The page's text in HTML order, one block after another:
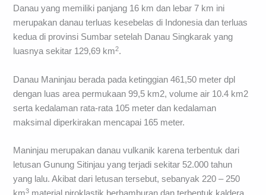
Danau yang memiliki panjang 16 km dan lebar 7 km ini
merupakan danau terluas kesebelas di Indonesia dan terluas
kedua di provinsi Sumbar setelah Danau Singkarak yang
luasnya sekitar 129,69 km2.
Danau Maninjau berada pada ketinggian 461,50 meter dpl
dengan luas area permukaan 99,5 km2, volume air 10.4 km2
serta kedalaman rata-rata 105 meter dan kedalaman
maksimal diperkirakan mencapai 165 meter.
Maninjau merupakan danau vulkanik karena terbentuk dari
letusan Gunung Sitinjau yang terjadi sekitar 52.000 tahun
yang lalu. Akibat dari letusan tersebut, sebanyak 220 – 250
3